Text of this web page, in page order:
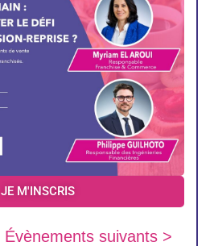
JE M'INSCRIS
Évènements suivants >